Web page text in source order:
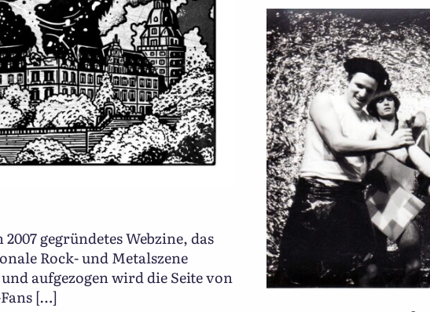
gegründetes Webzine, das
Rock- und Metalszene
aufgezogen wird die Seite von
[…]